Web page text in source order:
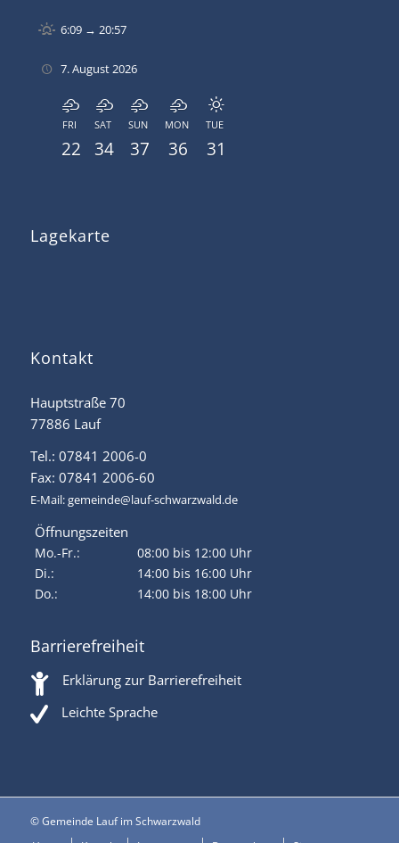
6:09 → 20:57
7. August 2026
FRI
22
SAT
34
SUN
37
MON
36
TUE
31
Lagekarte
Kontakt
Hauptstraße 70
77886 Lauf
Tel.: 07841 2006-0
Fax: 07841 2006-60
E-Mail:gemeinde@lauf-schwarzwald.de
Öffnungszeiten
Mo.-Fr.:
08:00 bis 12:00 Uhr
Di.:
14:00 bis 16:00 Uhr
Do.:
14:00 bis 18:00 Uhr
Barrierefreiheit
Erklärung zur Barrierefreiheit
Leichte Sprache
© Gemeinde Lauf im Schwarzwald